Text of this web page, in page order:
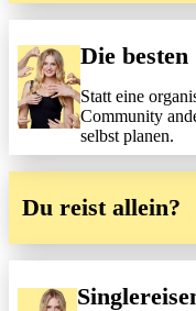
Die
Statt eine
Community
selbst planen.
Du reist allein?